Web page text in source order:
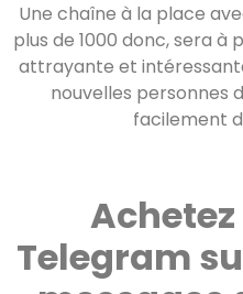
Une chaîne à la place
plus de 1000 donc, sera
attrayante et
nouvelles personnes
facilement
Telegram